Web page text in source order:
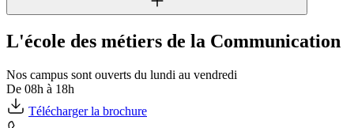
L'école des métiers de la Communication
Nos campus sont ouverts du lundi au vendredi
De 08h à 18h
Télécharger la brochure